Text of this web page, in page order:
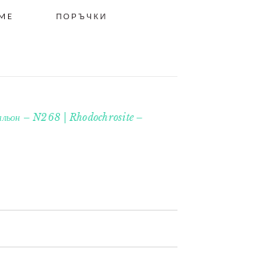
ПОРЪЧКИ
– N268 | Rhodochrosite –